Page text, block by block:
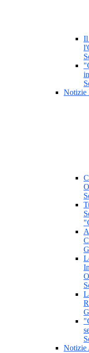
Il
Notizie
Notizie